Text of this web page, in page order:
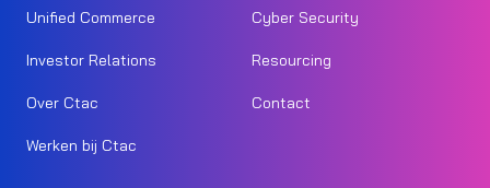
Unified Commerce Cyber Security
Investor Relations Resourcing
Over Ctac Contact
Werken bij Ctac